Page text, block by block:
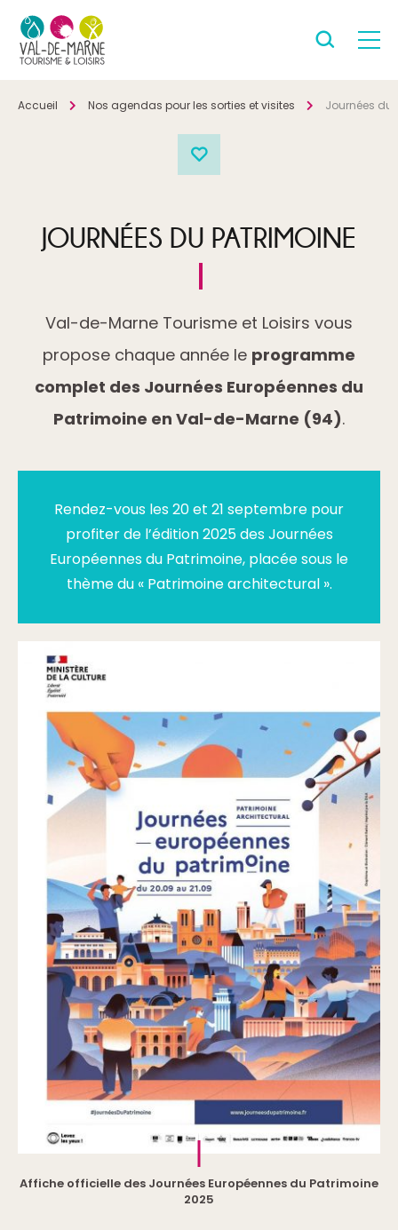
Accueil Nos agendas pour les sorties et visites Journées du
JOURNÉES DU PATRIMOINE
Val-de-Marne Tourisme et Loisirs vous
propose chaque année le programme
complet des Journées Européennes du
Patrimoine en Val-de-Marne (94).
Rendez-vous les 20 et 21 septembre pour
profiter de l’édition 2025 des Journées
Européennes du Patrimoine, placée sous le
thème du « Patrimoine architectural ».
Affiche officielle des Journées Européennes du Patrimoine
2025